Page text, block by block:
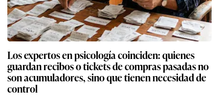
Los expertos en psicología coinciden: quienes
guardan recibos o tickets de compras pasadas no
son acumuladores, sino que tienen necesidad de
control